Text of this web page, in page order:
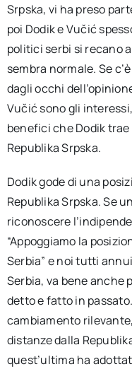
Srpska, vi ha preso
poi Dodik e Vučić
politici serbi si recano
sembra normale. Se
dagli occhi
Vučić sono gli
benefici che Dodik
Republika Srpska.
Dodik gode di una
Republika Srpska. Se
riconoscere
“Appoggiamo la
Serbia” e noi tutti
Serbia, va bene anche
detto e fatto in
cambiamento
distanze dalla
quest’ultima ha